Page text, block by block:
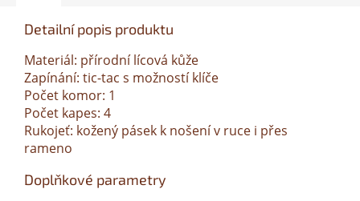
Detailní popis produktu
Materiál: přírodní lícová kůže
Zapínání: tic-tac s možností klíče
Počet komor: 1
Počet kapes: 4
Rukojeť: kožený pásek k nošení v ruce i přes
rameno
Doplňkové parametry